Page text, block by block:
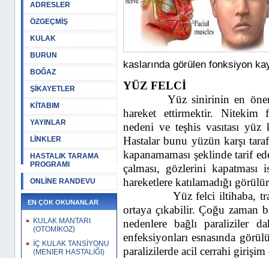
ADRESLER
ÖZGEÇMİŞ
KULAK
BURUN
BOĞAZ
ŞİKAYETLER
KİTABIM
YAYINLAR
LİNKLER
HASTALIK TARAMA
PROGRAMI
ONLİNE RANDEVU
EN ÇOK OKUNANLAR
KULAK MANTARI
(OTOMİKOZ)
İÇ KULAK TANSİYONU
(MENIER HASTALIĞI)
kaslarında görülen fonksiyon
YÜZ FELCİ
Yüz sinirinin en
hareket ettirmektir.
nedeni ve teşhis vasıtası
Hastalar bunu yüzün karşı
kapanamaması şeklinde tarif
çalması, gözlerini kapatması
hareketlere katılamadığı
Yüz felciiltihaba,
ortaya çıkabilir. Çoğu zaman
nedenlere bağlı paraliziler
enfeksiyonları esnasında
paralizilerde acil cerrahi girişim